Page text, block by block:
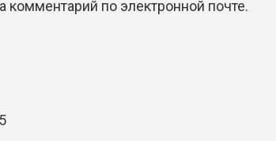
комментарий по электронной почте.